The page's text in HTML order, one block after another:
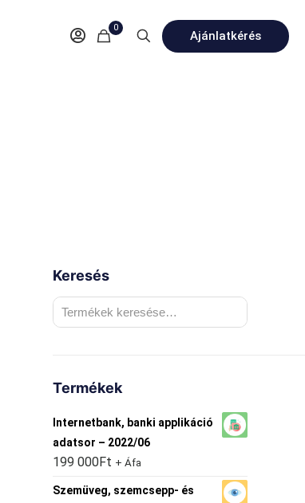
0
Ajánlatkérés
Keresés
Termékek
Internetbank, banki applikáció
adatsor – 2022/06
199 000Ft + Áfa
Szemüveg, szemcsepp- és